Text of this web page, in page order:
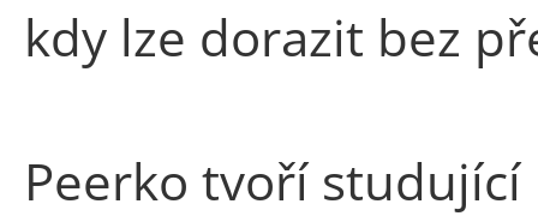
kdy lze dorazit bez
Peerko tvoří studující